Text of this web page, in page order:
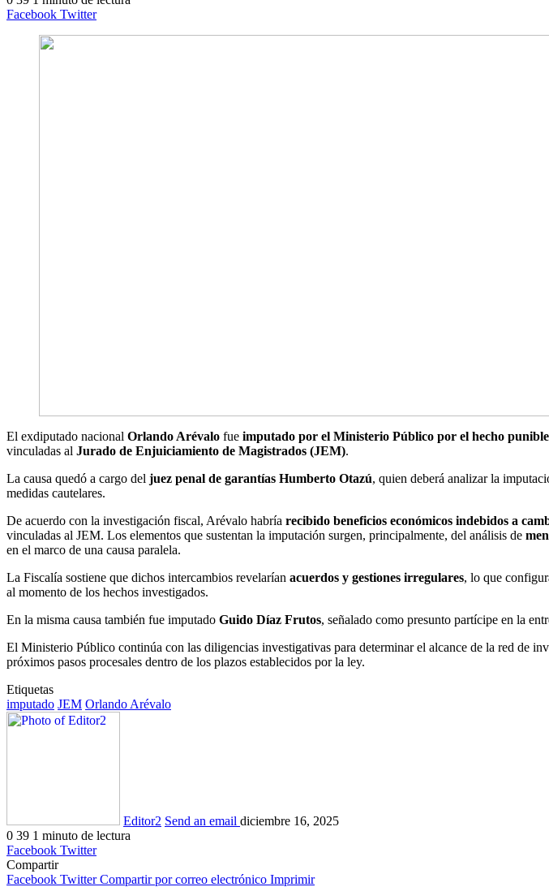
Facebook Twitter
El exdiputado nacional Orlando Arévalo fue imputado por el Ministerio Público por el hecho
vinculadas al Jurado de Enjuiciamiento de Magistrados (JEM).
La causa quedó a cargo del juez penal de garantías Humberto Otazú, quien deberá analizar la
medidas cautelares.
De acuerdo con la investigación fiscal, Arévalo habría recibido beneficios económicos indebidos a
vinculadas al JEM. Los elementos que sustentan la imputación surgen, principalmente, del análisis de
en el marco de una causa paralela.
La Fiscalía sostiene que dichos intercambios revelarían acuerdos y gestiones irregulares, lo que
al momento de los hechos investigados.
En la misma causa también fue imputado Guido Díaz Frutos, señalado como presunto partícipe en la
El Ministerio Público continúa con las diligencias investigativas para determinar el alcance de la red de
próximos pasos procesales dentro de los plazos establecidos por la ley.
Etiquetas
imputado JEM Orlando Arévalo
Editor2 Send an email diciembre 16, 2025
0 39 1 minuto de lectura
Facebook Twitter
Compartir
Facebook Twitter Compartir por correo electrónico Imprimir